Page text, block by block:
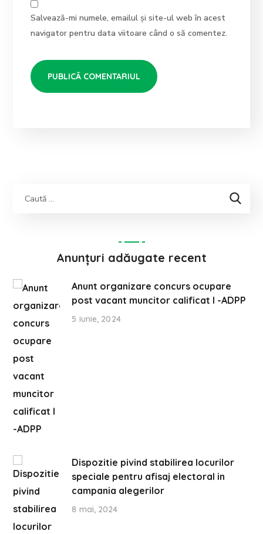
Salvează-mi numele, emailul și site-ul web în acest
navigator pentru data viitoare când o să comentez.
Anunțuri adăugate recent
Anunt organizare concurs ocupare
post vacant muncitor calificat I -ADPP
5 iunie, 2024
Dispozitie pivind stabilirea locurilor
speciale pentru afisaj electoral in
campania alegerilor
8 mai, 2024